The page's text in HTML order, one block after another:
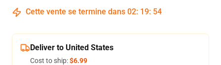
Cette vente se termine dans 02: 19: 54
Deliver to United States
Cost to ship:$6.99